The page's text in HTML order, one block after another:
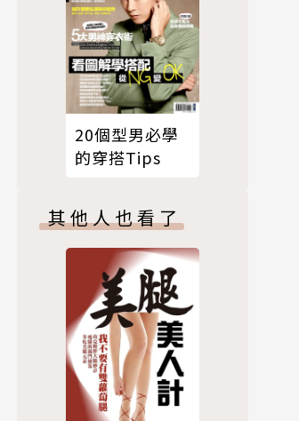
20個型男必學
的穿搭Tips
其他人也看了